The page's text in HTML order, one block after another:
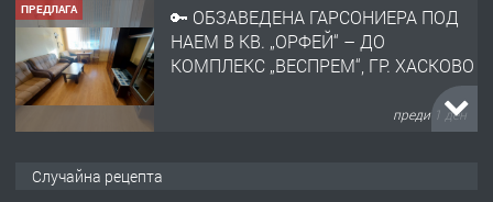
ПРЕДЛАГА
🔑 ОБЗАВЕДЕНА ГАРСОНИЕРА ПОД
НАЕМ В КВ. „ОРФЕЙ“ – ДО
КОМПЛЕКС „ВЕСПРЕМ“, ГР. ХАСКОВО
преди 1 ден
Случайна рецепта